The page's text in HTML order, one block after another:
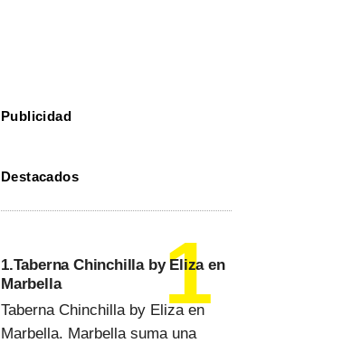
Publicidad
Destacados
1.Taberna Chinchilla by Eliza en
Marbella
Taberna Chinchilla by Eliza en
Marbella. Marbella suma una